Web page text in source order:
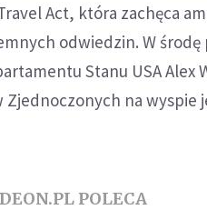
Act, która zachęca
odwiedzin. W środę
Stanu USA Alex
Zjednoczonych na wyspie
DEON.PL POLECA